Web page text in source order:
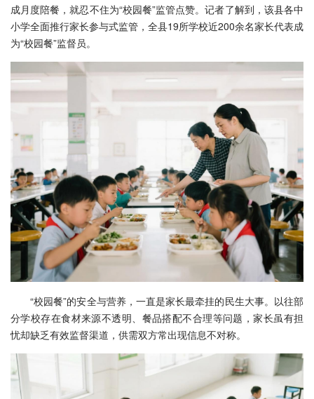
成月度陪餐，就忍不住为“校园餐”监管点赞。记者了解到，该县各中
小学全面推行家长参与式监管，全县19所学校近200余名家长代表成
为“校园餐”监督员。
“校园餐”的安全与营养，一直是家长最牵挂的民生大事。以往部
分学校存在食材来源不透明、餐品搭配不合理等问题，家长虽有担
忧却缺乏有效监督渠道，供需双方常出现信息不对称。